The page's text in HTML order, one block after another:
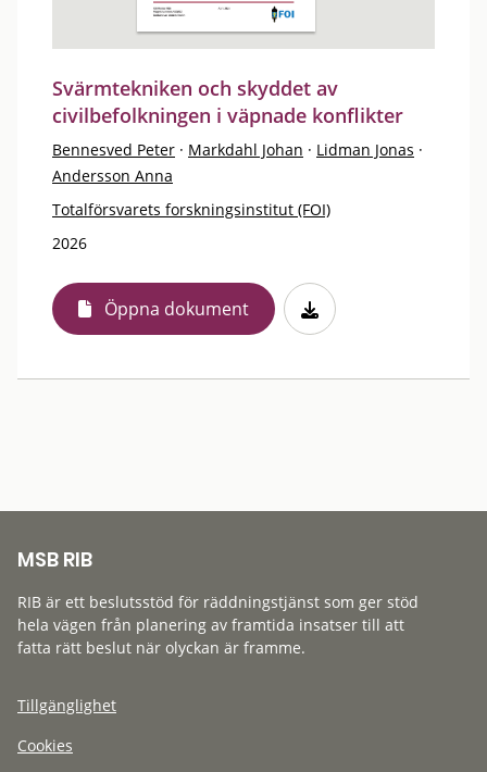
Svärmtekniken och skyddet av
civilbefolkningen i väpnade konflikter
Bennesved Peter · Markdahl Johan · Lidman Jonas ·
Andersson Anna
Totalförsvarets forskningsinstitut (FOI)
2026
Öppna dokument
MSB RIB
RIB är ett beslutsstöd för räddningstjänst som ger stöd
hela vägen från planering av framtida insatser till att
fatta rätt beslut när olyckan är framme.
Tillgänglighet
Cookies